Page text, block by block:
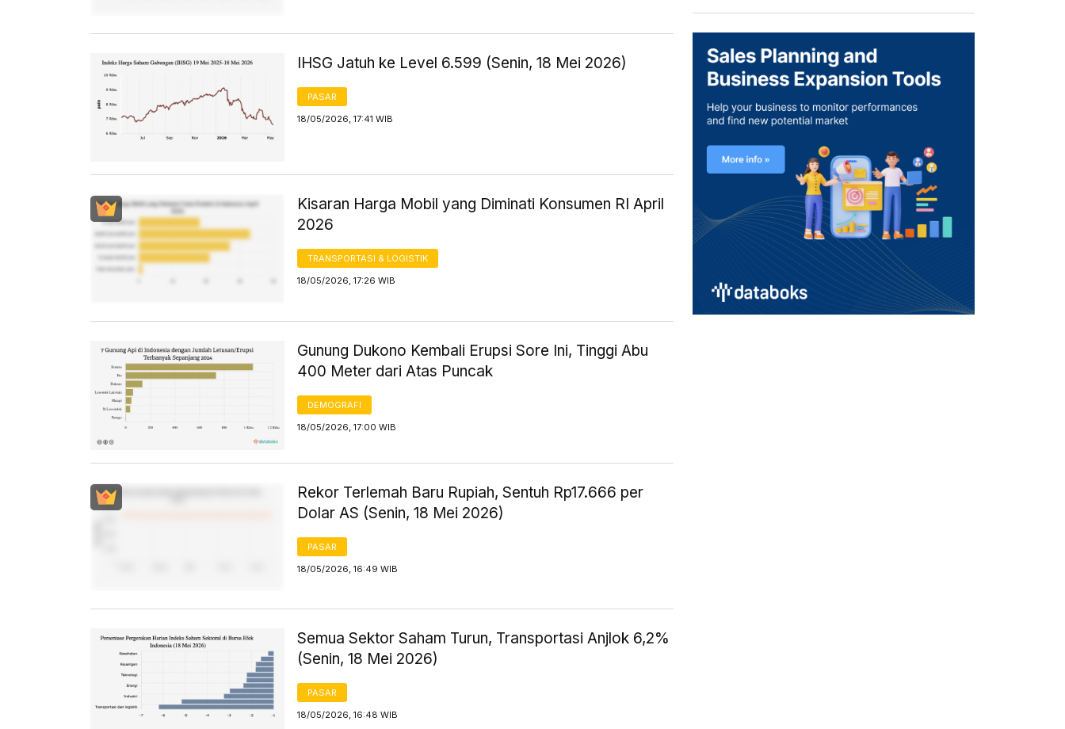
IHSG Jatuh ke Level 6.599 (Senin, 18 Mei 2026)
PASAR
18/05/2026, 17:41 WIB
Kisaran Harga Mobil yang Diminati Konsumen RI April
2026
TRANSPORTASI & LOGISTIK
18/05/2026, 17:26 WIB
Gunung Dukono Kembali Erupsi Sore Ini, Tinggi Abu
400 Meter dari Atas Puncak
DEMOGRAFI
18/05/2026, 17:00 WIB
Rekor Terlemah Baru Rupiah, Sentuh Rp17.666 per
Dolar AS (Senin, 18 Mei 2026)
PASAR
18/05/2026, 16:49 WIB
Semua Sektor Saham Turun, Transportasi Anjlok 6,2%
(Senin, 18 Mei 2026)
PASAR
18/05/2026, 16:48 WIB